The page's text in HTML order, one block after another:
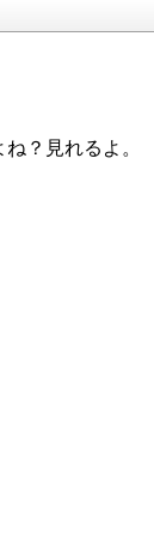
？見れるよ。